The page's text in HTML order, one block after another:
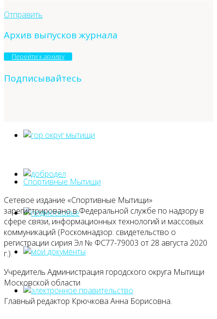
Отправить
Архив выпусков журнала
Перейти к архиву
Подписывайтесь
Спортивные Мытищи
Сетевое издание «Спортивные Мытищи»
зарегистрировано в Федеральной службе по надзору в
сфере связи, информационных технологий и массовых
коммуникаций (Роскомнадзор: свидетельство о
регистрации сирия Эл № ФС77-79003 от 28 августа 2020
г.).
Учредитель Администрация городского округа Мытищи
Московской области
Главный редактор Крючкова Анна Борисовна.